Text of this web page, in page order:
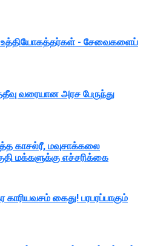
உத்தியோகத்தர்கள் - சேவைகளைப்
வரையான அரச பேருந்து
காசல்ரீ, மவுசாக்கலை
மக்களுக்கு எச்சரிக்கை
கைது! பரபரப்பாகும்